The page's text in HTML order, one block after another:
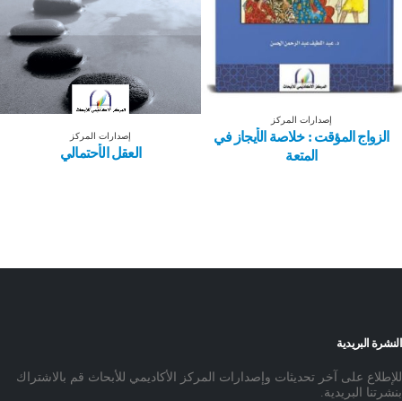
إصدارات المركز
الزواج المؤقت : خلاصة الأيجاز في
المتعة
إصدارات المركز
العقل الأحتمالي
النشرة البريدية
للإطلاع على آخر تحديثات وإصدارات المركز الأكاديمي للأبحاث قم بالاشتراك
بنشرتنا البريدية.